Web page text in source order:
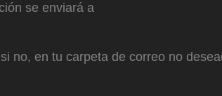
se enviará a
no, en tu carpeta de correo no